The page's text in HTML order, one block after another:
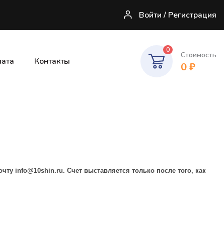
Войти / Регистрация
Контакты
0
Стоимость
0₽
info@10shin.ru. Счет выставляется только после того, как